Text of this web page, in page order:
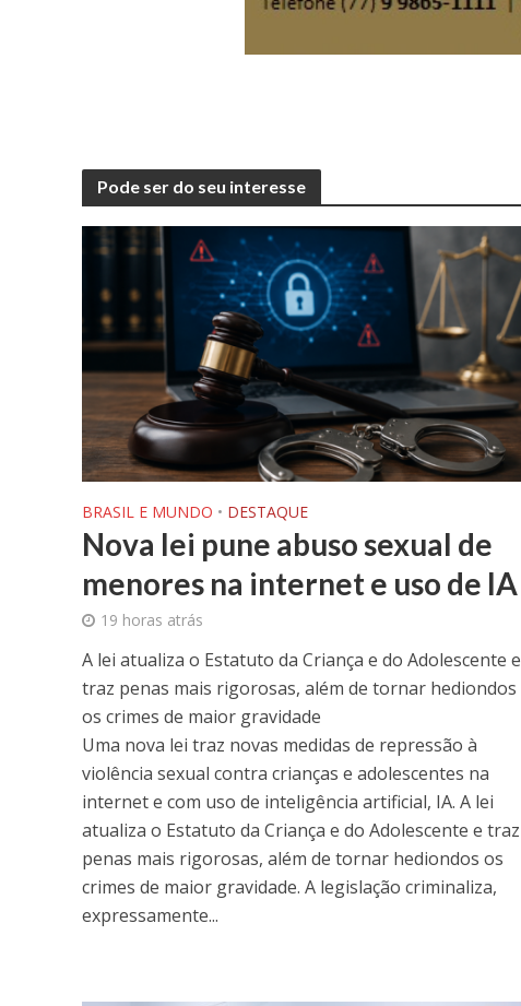
Pode ser do seu interesse
BRASIL E MUNDO • DESTAQUE
Nova lei pune abuso sexual de
menores na internet e uso de IA
19 horas atrás
A lei atualiza o Estatuto da Criança e do Adolescente e
traz penas mais rigorosas, além de tornar hediondos
os crimes de maior gravidade
Uma nova lei traz novas medidas de repressão à
violência sexual contra crianças e adolescentes na
internet e com uso de inteligência artificial, IA. A lei
atualiza o Estatuto da Criança e do Adolescente e traz
penas mais rigorosas, além de tornar hediondos os
crimes de maior gravidade. A legislação criminaliza,
expressamente...